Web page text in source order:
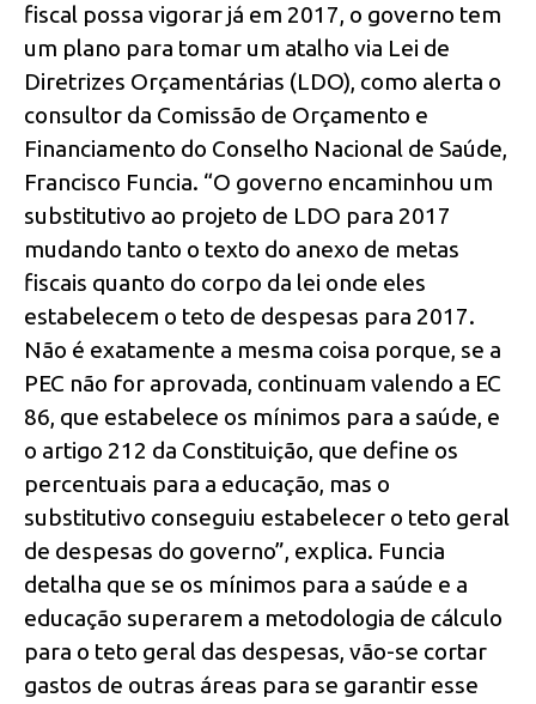
fiscal possa vigorar já em 2017, o governo tem
um plano para tomar um atalho via Lei de
Diretrizes Orçamentárias (LDO), como alerta o
consultor da Comissão de Orçamento e
Financiamento do Conselho Nacional de Saúde,
Francisco Funcia. “O governo encaminhou um
substitutivo ao projeto de LDO para 2017
mudando tanto o texto do anexo de metas
fiscais quanto do corpo da lei onde eles
estabelecem o teto de despesas para 2017.
Não é exatamente a mesma coisa porque, se a
PEC não for aprovada, continuam valendo a EC
86, que estabelece os mínimos para a saúde, e
o artigo 212 da Constituição, que define os
percentuais para a educação, mas o
substitutivo conseguiu estabelecer o teto geral
de despesas do governo”, explica. Funcia
detalha que se os mínimos para a saúde e a
educação superarem a metodologia de cálculo
para o teto geral das despesas, vão-se cortar
gastos de outras áreas para se garantir esse